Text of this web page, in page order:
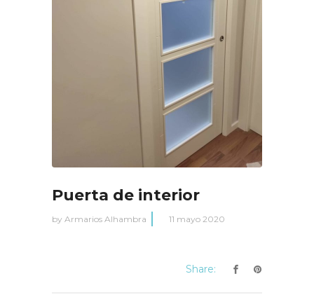
Puerta de interior
by Armarios Alhambra 11 mayo 2020
Share: